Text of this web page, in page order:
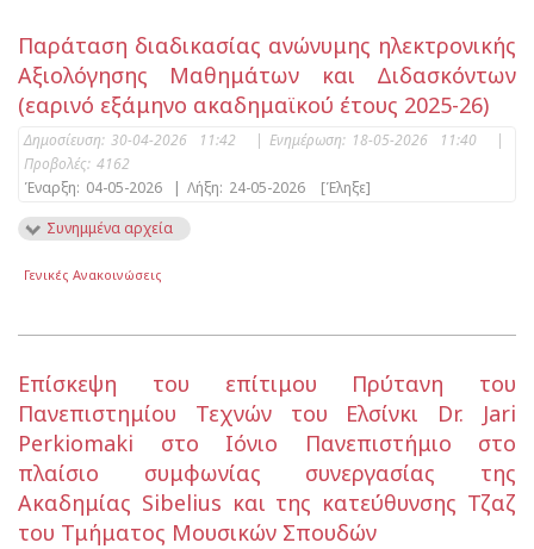
Παράταση διαδικασίας ανώνυμης ηλεκτρονικής
Αξιολόγησης Μαθημάτων και Διδασκόντων
(εαρινό εξάμηνο ακαδημαϊκού έτους 2025-26)
Δημοσίευση: 30-04-2026 11:42 | Ενημέρωση: 18-05-2026 11:40
|
Προβολές: 4162
Έναρξη: 04-05-2026 | Λήξη: 24-05-2026
[Έληξε]
Συνημμένα αρχεία
Γενικές Ανακοινώσεις
Επίσκεψη του επίτιμου Πρύτανη του
Πανεπιστημίου Τεχνών του Ελσίνκι Dr. Jari
Perkiomaki στο Ιόνιο Πανεπιστήμιο στο
πλαίσιο συμφωνίας συνεργασίας της
Ακαδημίας Sibelius και της κατεύθυνσης Τζαζ
του Τμήματος Μουσικών Σπουδών